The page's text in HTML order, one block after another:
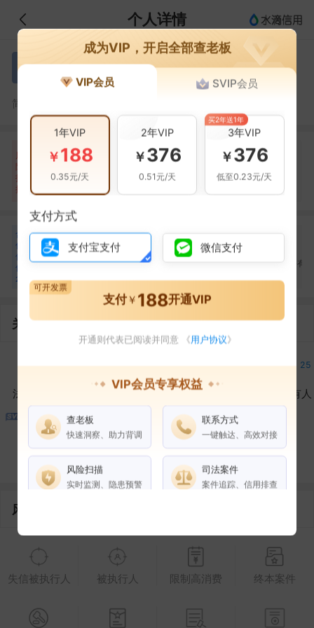
个人详情
董 董延聪
简介：
风
险
扫
描
自身风险
暂无风险
关联风险 134条
法院公告(8条)
提示信息
当前企业(0条)
合
作
伙
伴
20
贾 贾峰嵩
合作8次
荆州市悠进电装有限公
方 合作5次
青岛三元德鑫信息咨询
周 周洪源
青岛三元集团股份有限
关联企业
15
法定代表人
3
对外投资
14
在外任职
25
作为受益所有人
24
控制企业
20
风险信息
失信被执行人 被执行人 限制高消费 终本案件
成为VIP，开启全部查老板
VIP会员 SVIP会员
1年VIP
￥188
0.35元/天
2年VIP
￥376
0.51元/天
3年VIP
￥376
低至0.23元/天
买2年送1年
支付方式
支付宝支付 微信支付
支付￥ 188开通VIP
可开发票
开通则代表已阅读并同意 《用户协议》
VIP会员专享权益
查老板
快速洞察、助力背调
联系方式
一键触达、高效对接
风险扫描
实时监测、隐患预警
司法案件
案件追踪、信用排查
权益说明 VIP会员 SVIP会员
企业全部电话